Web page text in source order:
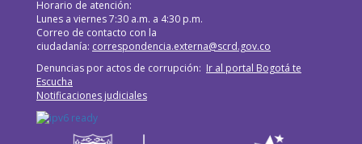
Horario de atención:
Lunes a viernes 7:30 a.m. a 4:30 p.m.
Correo de contacto con la
ciudadanía: correspondencia.externa@scrd.gov.co
Denuncias por actos de corrupción: Ir al portal Bogotá te
Escucha
Notificaciones judiciales